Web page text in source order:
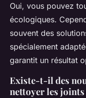
Oui, vous pouvez
écologiques.
souvent des
spécialement
garantit un résultat
Existe-t-il des
nettoyer les